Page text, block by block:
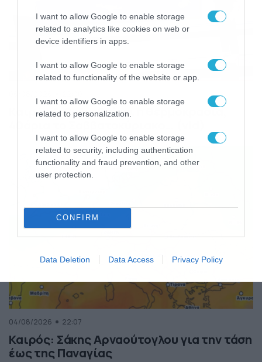
I want to allow Google to enable storage
related to analytics like cookies on web or
device identifiers in apps.
I want to allow Google to enable storage
related to functionality of the website or app.
I want to allow Google to enable storage
related to personalization.
I want to allow Google to enable storage
related to security, including authentication
functionality and fraud prevention, and other
user protection.
CONFIRM
Data Deletion Data Access Privacy Policy
Καιρός 6-8: Ανεβαίνει η θερμοκρασία,
04/08/2026 22:07
Καιρός: Σάκης Αρναούτογλου για την τάση
έως της Παναγίας